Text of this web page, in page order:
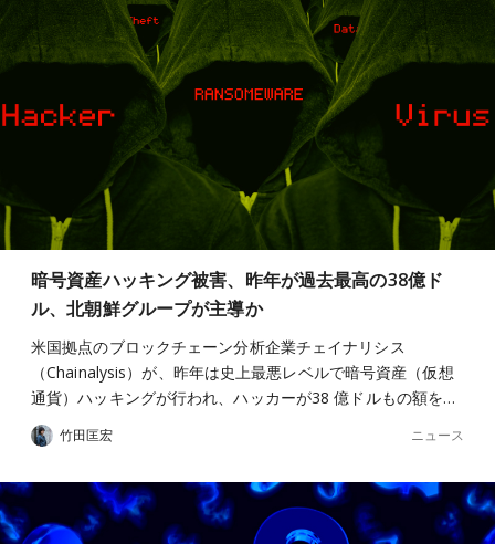
暗号資産ハッキング被害、昨年が過去最高の38億ド
ル、北朝鮮グループが主導か
米国拠点のブロックチェーン分析企業チェイナリシス
（Chainalysis）が、昨年は史上最悪レベルで暗号資産（仮想
通貨）ハッキングが行われ、ハッカーが38 億ドルもの額を…
竹田匡宏 ニュース